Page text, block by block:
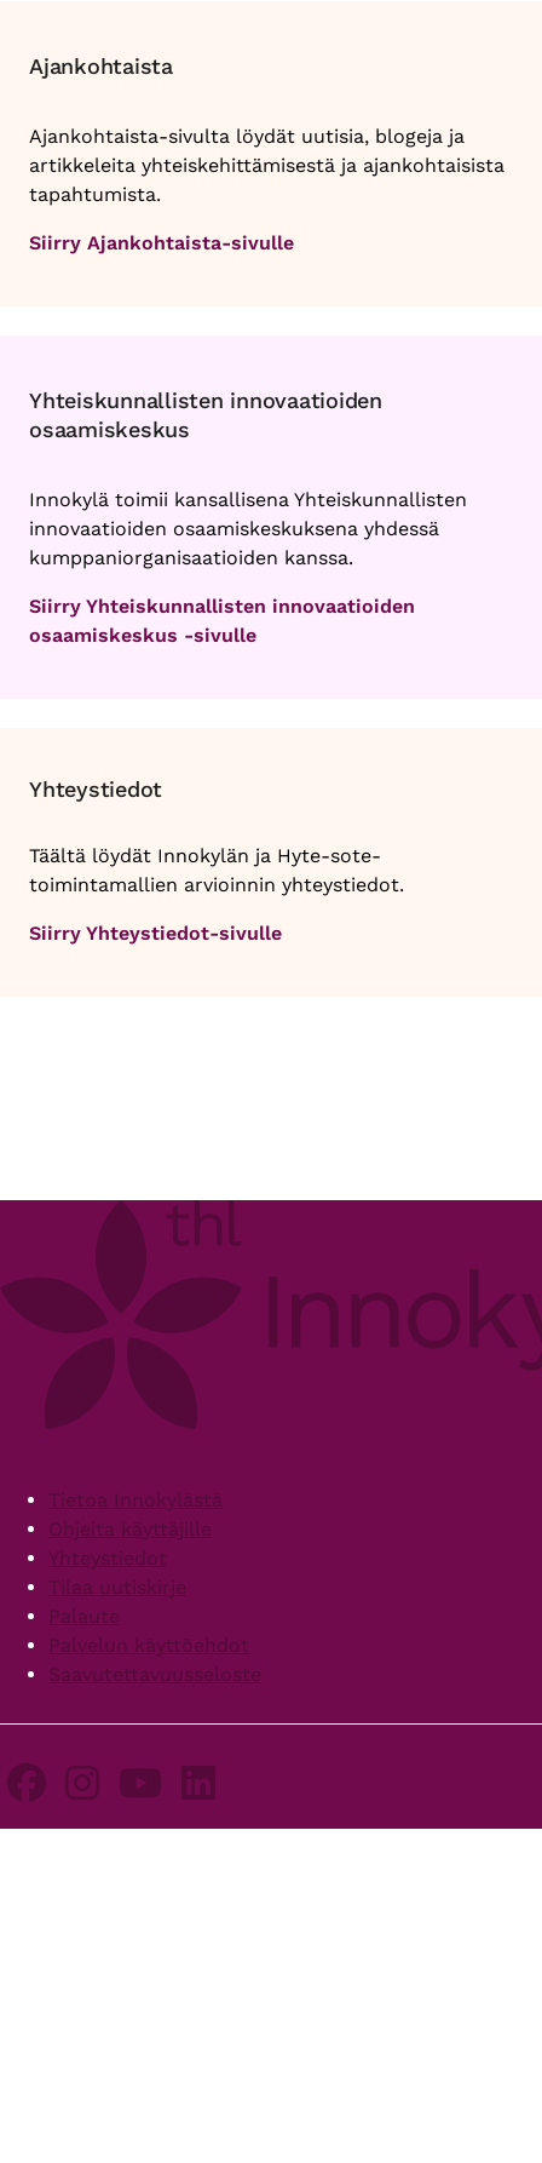
Ajankohtaista
Ajankohtaista-sivulta löydät uutisia, blogeja ja
artikkeleita yhteiskehittämisestä ja ajankohtaisista
tapahtumista.
Siirry Ajankohtaista-sivulle
Yhteiskunnallisten innovaatioiden
osaamiskeskus
Innokylä toimii kansallisena Yhteiskunnallisten
innovaatioiden osaamiskeskuksena yhdessä
kumppaniorganisaatioiden kanssa.
Siirry Yhteiskunnallisten innovaatioiden
osaamiskeskus -sivulle
Yhteystiedot
Täältä löydät Innokylän ja Hyte-sote-
toimintamallien arvioinnin yhteystiedot.
Siirry Yhteystiedot-sivulle
FooterTietoa Innokylästä
Ohjeita käyttäjille
Yhteystiedot
Tilaa uutiskirje
Palaute
Palvelun käyttöehdot
Saavutettavuusseloste